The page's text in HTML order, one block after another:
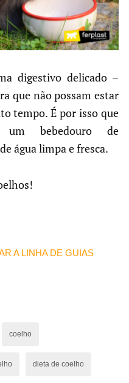
digestivo delicado –
que não possam estar
tempo. É por isso que
um bebedouro de
água limpa e fresca.
A LINHA DE GUIAS
coelho
dieta de coelho